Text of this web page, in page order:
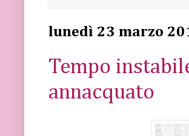
lunedì 23 marzo
Tempo
annacquato